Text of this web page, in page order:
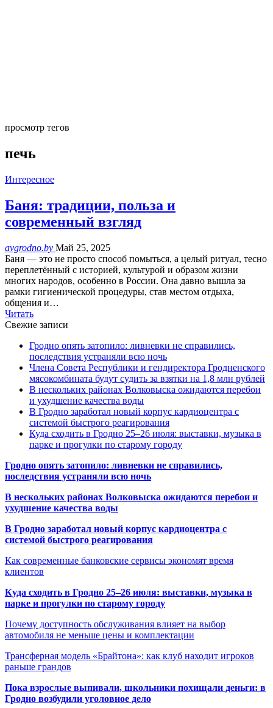
просмотр тегов
печь
Интересное
Баня: традиции, польза и
современный взгляд
avgrodno.by Май 25, 2025
Баня — это не просто способ помыться, а целый ритуал, тесно
переплетённый с историей, культурой и образом жизни
многих народов, особенно в России. Она давно вышла за
рамки гигиенической процедуры, став местом отдыха,
общения и…
Читать
Свежие записи
Гродно опять затопило: ливневки не справились,
последствия устраняли всю ночь
Члена Совета Республики и гендиректора Гродненского
мясокомбината будут судить за взятки на 1,8 млн рублей
В нескольких районах Волковыска ожидаются перебои
и ухудшение качества воды
В Гродно заработал новый корпус кардиоцентра с
системой быстрого реагирования
Куда сходить в Гродно 25–26 июля: выставки, музыка в
парке и прогулки по старому городу
Гродно опять затопило: ливневки не справились,
последствия устраняли всю ночь
В нескольких районах Волковыска ожидаются перебои и
ухудшение качества воды
В Гродно заработал новый корпус кардиоцентра с
системой быстрого реагирования
Как современные банковские сервисы экономят время
клиентов
Куда сходить в Гродно 25–26 июля: выставки, музыка в
парке и прогулки по старому городу
Почему доступность обслуживания влияет на выбор
автомобиля не меньше цены и комплектации
Трансферная модель «Брайтона»: как клуб находит игроков
раньше грандов
Пока взрослые выпивали, школьники похищали деньги: в
Гродно возбудили уголовное дело